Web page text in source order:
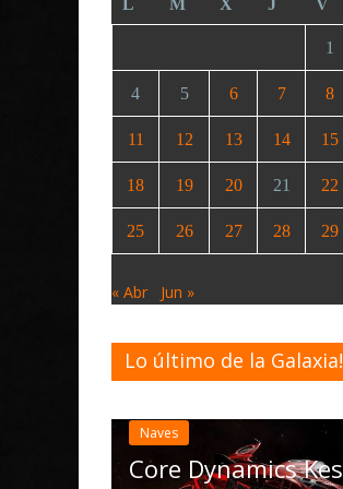
L M X J V
1
4 5 6 7 8
11 12 13 14 15
18 19 20 21 22
25 26 27 28 29
« Abr Jun »
Lo último de la Galaxia!
Core Dynamics Kestrel Mk II: